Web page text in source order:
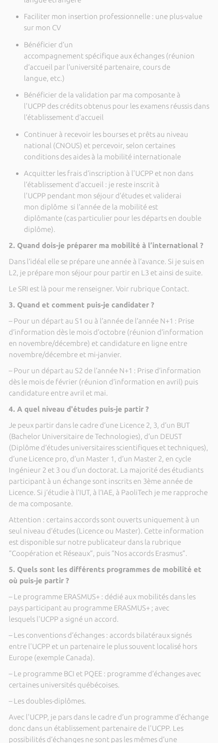
Faciliter mon insertion professionnelle : une plus-value
sur mon CV
Bénéficier d’un
accompagnement spécifique aux échanges (réunion
d’accueil par l’université partenaire, cours de
langue, etc.)
Bénéficier de la validation par ma composante à
l'UCPP des crédits obtenus pour les examens réussis dans
l’établissement d’accueil
Continuer à recevoir les bourses et prêts au niveau
national (CNOUS) et percevoir, selon certaines
conditions des aides à la mobilité internationale
Acquitter les frais d’inscription à l'UCPP et non dans
l’établissement d’accueil : je reste inscrit à
l'UCPP pendant mon séjour d’études et validerai
mon diplôme si l’année de la mobilité est
diplômante (cas particulier pour les départs en double
diplôme).
2. Quand dois-je préparer ma mobilité à l’international ?
Dans l’idéal elle se prépare une année à l’avance. Si je suis en
L2, je prépare mon séjour pour partir en L3 et ainsi de suite.
Le SRI est là pour me renseigner. Voir rubrique Contact.
3. Quand et comment puis-je candidater ?
– Pour un départ au S1 ou à l’année de l’année N+1 : Prise
d’information dès le mois d’octobre (réunion d’information
en novembre/décembre) et candidature en ligne entre
novembre/décembre et mi-janvier.
– Pour un départ au S2 de l’année N+1 : Prise d’information
dès le mois de février (réunion d’information en avril) puis
candidature entre avril et mai.
4. A quel niveau d'études puis-je partir ?
Je peux partir dans le cadre d’une Licence 2, 3, d’un BUT
(Bachelor Universitaire de Technologies), d’un DEUST
(Diplôme d’études universitaires scientifiques et techniques),
d’une Licence pro, d’un Master 1, d’un Master 2, en cycle
Ingénieur 2 et 3 ou d’un doctorat. La majorité des étudiants
participant à un échange sont inscrits en 3ème année de
Licence. Si j’étudie à l’IUT, à l’IAE, à PaoliTech je me rapproche
de ma composante.
Attention : certains accords sont ouverts uniquement à un
seul niveau d’études (Licence ou Master). Cette information
est disponible sur notre publicateur dans la rubrique
“Coopération et Réseaux”, puis “Nos accords Erasmus”.
5. Quels sont les différents programmes de mobilité et
où puis-je partir ?
– Le programme ERASMUS+ : dédié aux mobilités dans les
pays participant au programme ERASMUS+ ; avec
lesquels l'UCPP a signé un accord.
– Les conventions d’échanges : accords bilatéraux signés
entre l'UCPP et un partenaire le plus souvent localisé hors
Europe (exemple Canada).
– Le programme BCI et PQEE : programme d’échanges avec
certaines universités québécoises.
– Les doubles-diplômes.
Avec l'UCPP, je pars dans le cadre d’un programme d’échange
donc dans un établissement partenaire de l'UCPP. Les
possibilités d’échanges ne sont pas les mêmes d’une